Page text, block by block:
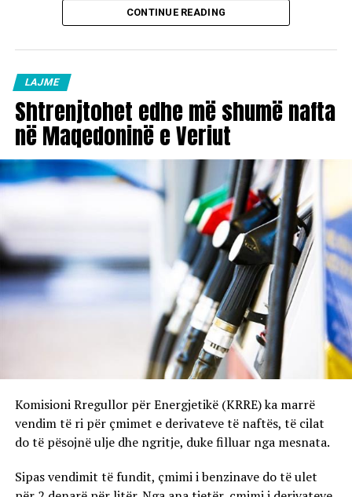
CONTINUE READING
LAJME
Shtrenjtohet edhe më shumë nafta
në Maqedoninë e Veriut
Komisioni Rregullor për Energjetikë (KRRE) ka marrë
vendim të ri për çmimet e derivateve të naftës, të cilat
do të pësojnë ulje dhe ngritje, duke filluar nga mesnata.
Sipas vendimit të fundit, çmimi i benzinave do të ulet